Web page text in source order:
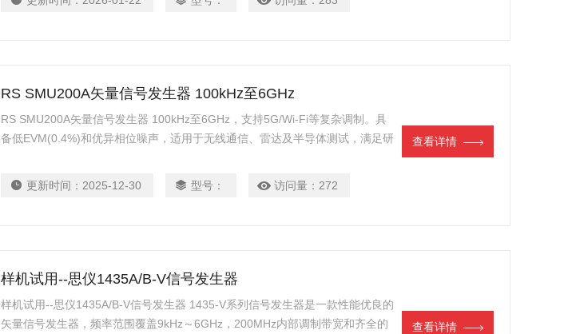
RS SMU200A矢量信号发生器 100kHz至6GHz
RS SMU200A矢量信号发生器 100kHz至6GHz，支持5G/Wi-Fi等复杂调制。具
备低EVM(0.4%)和优异相位噪声，适用于无线通信、雷达及半导体测试，满足研
更新时间： 2025-12-30 型号： 访问量： 272
查看详情
样机试用--思仪1435A/B-V信号发生器
样机试用--思仪1435A/B-V信号发生器 1435-V系列信号发生器是一款性能优良的
矢量信号发生器，频率范围覆盖9kHz～6GHz，200MHz内部调制带宽和齐全的
查看详情